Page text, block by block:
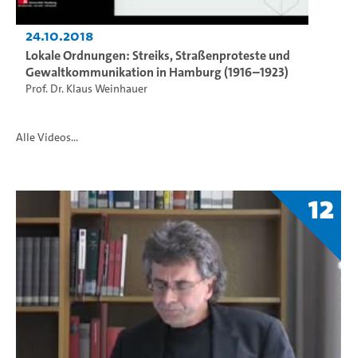
24.10.2018
Lokale Ordnungen: Streiks, Straßenproteste und
Gewaltkommunikation in Hamburg (1916–1923)
Prof. Dr. Klaus Weinhauer
Alle Videos...
12